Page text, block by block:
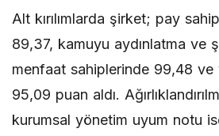
Alt kırılımlarda şirket; pay
89,37, kamuyu aydınlatma ve
menfaat sahiplerinde 99,48 ve
95,09 puan aldı.
kurumsal yönetim uyum notu